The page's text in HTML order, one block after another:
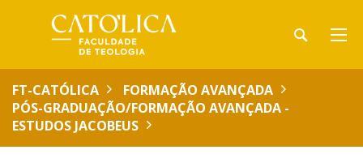
FT-CATÓLICA
FORMAÇÃO AVANÇADA
PÓS-GRADUAÇÃO/FORMAÇÃO AVANÇADA -
ESTUDOS JACOBEUS